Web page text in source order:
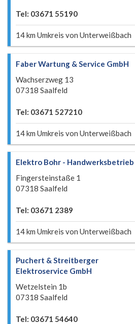
Tel: 03671 55190
14 km Umkreis von Unterweißbach
Faber Wartung & Service GmbH
Wachserzweg 13
07318 Saalfeld
Tel: 03671 527210
14 km Umkreis von Unterweißbach
Elektro Bohr - Handwerksbetrieb
Fingersteinstaße 1
07318 Saalfeld
Tel: 03671 2389
14 km Umkreis von Unterweißbach
Puchert & Streitberger
Elektroservice GmbH
Wetzelstein 1b
07318 Saalfeld
Tel: 03671 54640